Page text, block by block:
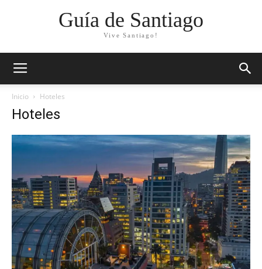
Guía de Santiago
Vive Santiago!
Inicio Hoteles
Hoteles